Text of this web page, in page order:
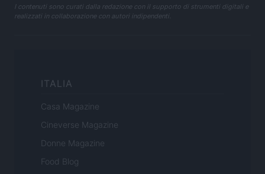
I contenuti sono curati dalla redazione con il supporto di strumenti digitali e
realizzati in collaborazione con autori indipendenti.
ITALIA
Casa Magazine
Cineverse Magazine
Donne Magazine
Food Blog